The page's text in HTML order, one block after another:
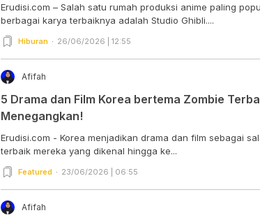
Erudisi.com – Salah satu rumah produksi anime paling
berbagai karya terbaiknya adalah Studio Ghibli....
Hiburan 26/06/2026 | 12:55
Afifah
5 Drama dan Film Korea bertema Zombie
Menegangkan!
Erudisi.com - Korea menjadikan drama dan film sebagai
terbaik mereka yang dikenal hingga ke...
Featured 23/06/2026 | 06:55
Afifah